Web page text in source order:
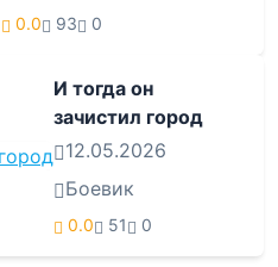
0.0 93 0
И тогда он
зачистил город
12.05.2026
Боевик
0.0 51 0